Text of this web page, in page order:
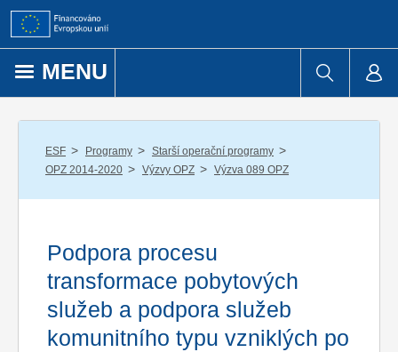
Přejít k obsahu
MENU
ESF / Programy / Starší operační programy /
OPZ 2014-2020 / Výzvy OPZ / Výzva 089 OPZ
Podpora procesu
transformace pobytových
služeb a podpora služeb
komunitního typu vzniklých po